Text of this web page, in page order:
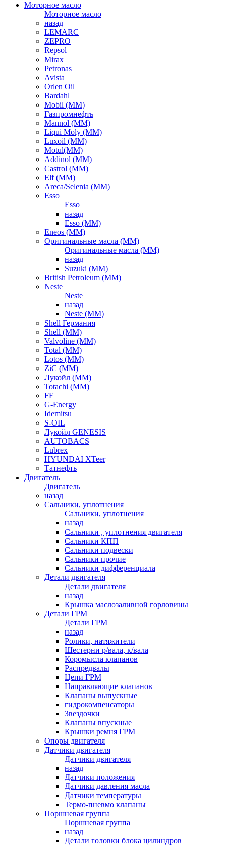
Моторное масло
Моторное масло
назад
LEMARC
ZEPRO
Repsol
Mirax
Petronas
Avista
Orlen Oil
Bardahl
Mobil (ММ)
Газпромнефть
Mannol (ММ)
Liqui Moly (ММ)
Luxoil (ММ)
Motul(ММ)
Addinol (ММ)
Castrol (ММ)
Elf (ММ)
Areca/Selenia (ММ)
Esso
Esso
назад
Esso (ММ)
Eneos (ММ)
Оригинальные масла (ММ)
Оригинальные масла (ММ)
назад
Suzuki (ММ)
British Petroleum (ММ)
Neste
Neste
назад
Neste (ММ)
Shell Германия
Shell (ММ)
Valvoline (ММ)
Total (ММ)
Lotos (ММ)
ZiC (ММ)
Лукойл (ММ)
Totachi (MM)
FF
G-Energy
Idemitsu
S-OIL
Лукойл GENESIS
AUTOBACS
Lubrex
HYUNDAI XTeer
Татнефть
Двигатель
Двигатель
назад
Сальники, уплотнения
Сальники, уплотнения
назад
Сальники , уплотнения двигателя
Сальники КПП
Сальники подвески
Сальники прочие
Сальники дифференциала
Детали двигателя
Детали двигателя
назад
Крышка маслозаливной горловины
Детали ГРМ
Детали ГРМ
назад
Ролики, натяжители
Шестерни р/вала, к/вала
Коромысла клапанов
Распредвалы
Цепи ГРМ
Направляющие клапанов
Клапаны выпускные
гидрокомпенсаторы
Звездочки
Клапаны впускные
Крышки ремня ГРМ
Опоры двигателя
Датчики двигателя
Датчики двигателя
назад
Датчики положения
Датчики давления масла
Датчики температуры
Термо-пневмо клапаны
Поршневая группа
Поршневая группа
назад
Детали головки блока цилиндров